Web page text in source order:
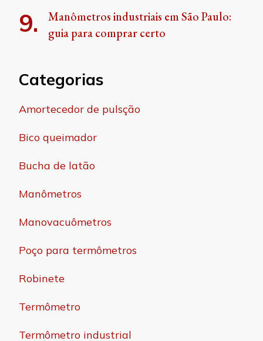
Manômetros industriais em São Paulo:
guia para comprar certo
Categorias
Amortecedor de pulsção
Bico queimador
Bucha de latão
Manômetros
Manovacuômetros
Poço para termômetros
Robinete
Termômetro
Termômetro industrial